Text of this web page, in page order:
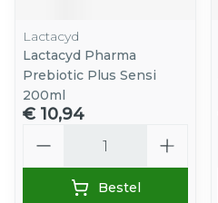
Lactacyd
Lactacyd Pharma
Prebiotic Plus Sensi
200ml
€ 10,94
Bestel